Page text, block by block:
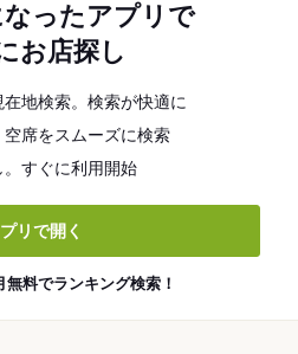
ったアプリで
お店探し
地検索。検索が快適に
席をスムーズに検索
すぐに利用開始
リで開く
無料でランキング検索！